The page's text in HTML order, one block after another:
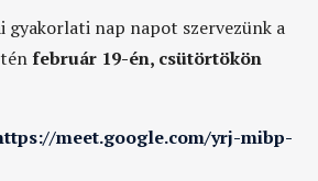
gyakorlati nap napot szervezünk a
február 19-én, csütörtökön
meet.google.com/yrj-mibp-